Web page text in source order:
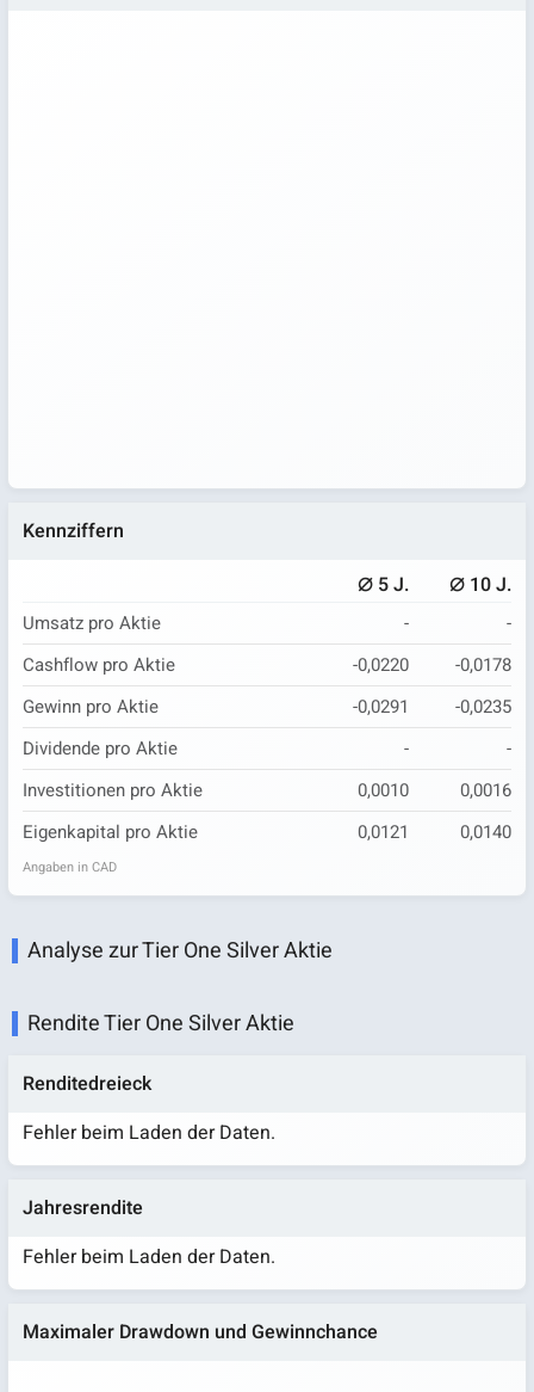
Kennziffern
⌀ 5 J. ⌀ 10 J.
Umsatz pro Aktie -
-
Cashflow pro Aktie
-0,0220
-0,0178
Gewinn pro Aktie
-0,0291
-0,0235
Dividende pro Aktie
-
-
Investitionen pro Aktie
0,0010
0,0016
Eigenkapital pro Aktie
0,0121 0,0140
Angaben in CAD
Analyse zur Tier One Silver Aktie
Rendite Tier One Silver Aktie
Renditedreieck
Fehler beim Laden der Daten.
Jahresrendite
Fehler beim Laden der Daten.
Maximaler Drawdown und Gewinnchance